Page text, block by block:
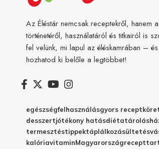
Az Éléstár nemcsak receptekről, hanem
történetéről, használatáról és titkairól is
fel velünk, mi lapul az éléskamrában –
hozhatod ki belőle a legtöbbet!
egészségfelhasználásgyors recept
desszertjótékony hatásdiétatárolás
termesztéstippektáplálkozásültetés
kalóriavitaminMagyarországrecept